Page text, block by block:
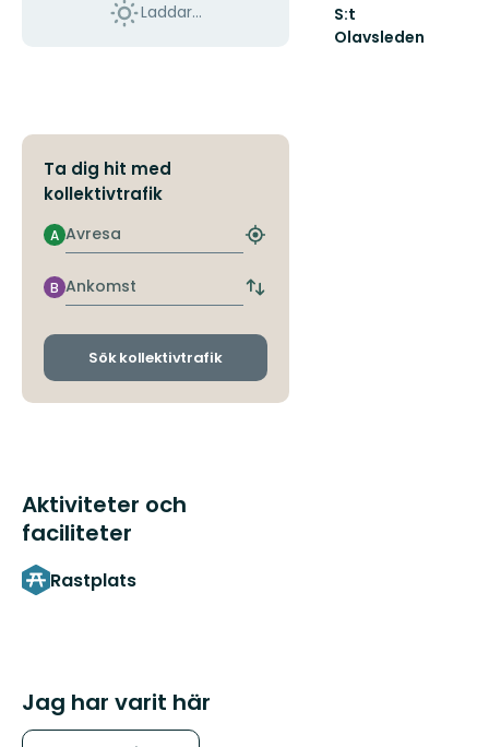
Laddar...
Ta dig hit med
kollektivtrafik
Avresa
A
Hitta
hållplats
Ankomst
B
Byt
och
Sök kollektivtrafik
Aktiviteter och
faciliteter
Rastplats
Jag har varit här
S:t
Olavsleden